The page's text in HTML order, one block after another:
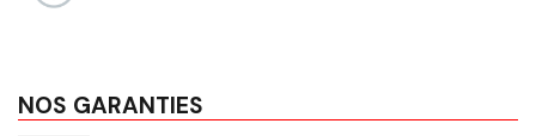
NOS GARANTIES